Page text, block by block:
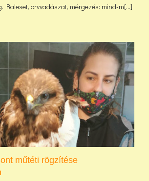
Baleset, orvvadászat, mérgezés: mind-m[...]
műtéti rögzítése